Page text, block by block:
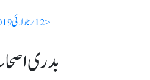
< 12؍ جولائی 2019ء
بدری